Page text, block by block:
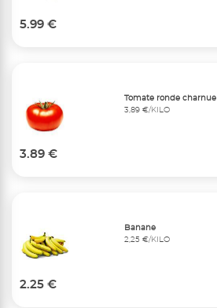
5.99 €
Tomate ronde charnue
3,89 €/KILO
3.89 €
Banane
2,25 €/KILO
2.25 €